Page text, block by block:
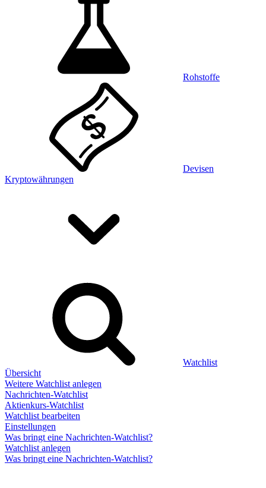
Rohstoffe
Devisen
Kryptowährungen
Watchlist
Übersicht
Weitere Watchlist anlegen
Nachrichten-Watchlist
Aktienkurs-Watchlist
Watchlist bearbeiten
Einstellungen
Was bringt eine Nachrichten-Watchlist?
Watchlist anlegen
Was bringt eine Nachrichten-Watchlist?